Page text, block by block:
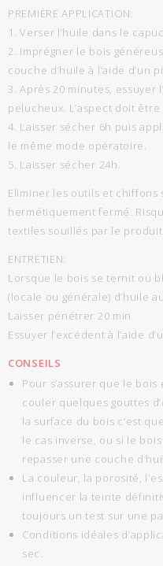
PREMIÈRE APPLICATION:
1. Verser l’huile dans le
2. Imprégner le bois
couche d’huile à l’aide d’un
3. Après 20 minutes, essuyer
pelucheux. L’aspect doit être
4. Laisser sécher 6h puis
le même mode opératoire.
5. Laisser sécher 24h.
Eliminer les outils et chiffons
hermétiquement fermé.
textiles souillés par le produit.
ENTRETIEN:
Lorsque le bois se ternit ou
(locale ou générale) d’huile
Laisser pénétrer 20 min
Essuyer l’excédent à l’aide
CONSEILS
Pour s’assurer que le
couler quelques gouttes
la surface du bois c’est
le cas inverse, ou si le
repasser une couche
La couleur, la porosité,
influencer la teinte
toujours un test sur une
Conditions idéales
sec.